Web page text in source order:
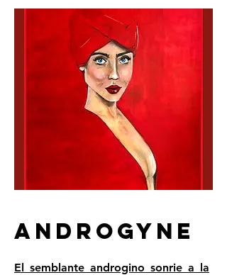
anDROGYNE
El semblante androgino sonrie a la